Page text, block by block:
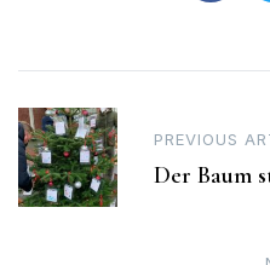
Post
navigation
PREVIOUS
Der Baum